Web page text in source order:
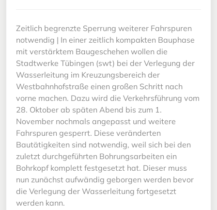
Zeitlich begrenzte Sperrung weiterer Fahrspuren
notwendig | In einer zeitlich kompakten Bauphase
mit verstärktem Baugeschehen wollen die
Stadtwerke Tübingen (swt) bei der Verlegung der
Wasserleitung im Kreuzungsbereich der
Westbahnhofstraße einen großen Schritt nach
vorne machen. Dazu wird die Verkehrsführung vom
28. Oktober ab späten Abend bis zum 1.
November nochmals angepasst und weitere
Fahrspuren gesperrt. Diese veränderten
Bautätigkeiten sind notwendig, weil sich bei den
zuletzt durchgeführten Bohrungsarbeiten ein
Bohrkopf komplett festgesetzt hat. Dieser muss
nun zunächst aufwändig geborgen werden bevor
die Verlegung der Wasserleitung fortgesetzt
werden kann.